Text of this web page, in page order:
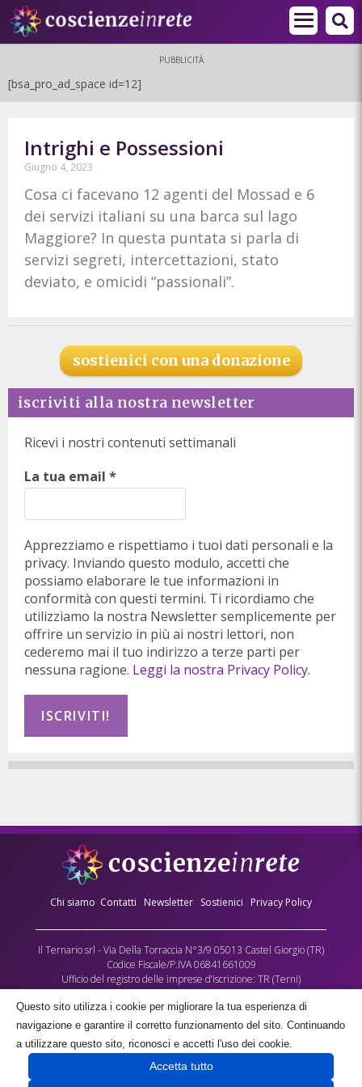
PUBBLICITÀ
[bsa_pro_ad_space id=12]
Intrighi e Possessioni
Giugno 4, 2023
Cosa ci facevano 12 agenti del Mossad e 6
dei servizi italiani su una barca sul lago
Maggiore? In questa puntata si parla di
servizi segreti, intercettazioni, stato
deviato, e omicidi “passionali”.
sostienici con una donazione
iscriviti alla nostra newsletter
Ricevi i nostri contenuti settimanali
La tua email *
Apprezziamo e rispettiamo i tuoi dati personali e la
privacy. Inviando questo modulo, accetti che
possiamo elaborare le tue informazioni in
conformità con questi termini. Ti ricordiamo che
utilizziamo la nostra Newsletter semplicemente per
offrire un servizio in più ai nostri lettori, non
cederemo mai il tuo indirizzo a terze parti per
nessuna ragione. Leggi la nostra Privacy Policy.
Chi siamo Contatti Newsletter Sostienici Privacy Policy
Il Ternario srl - Via Della Torraccia N°3/9 05013 Castel Giorgio (TR)
Codice Fiscale/P.IVA 06841661009
Ufficio del registro delle imprese d’iscrizione: TR (Terni)
Numero REA: 90173
Capitale sociale versato: €10.000,00
L’Associazione culturale Coscienze in Rete - cda Torraccia 3, Castel Giorgio -
fornisce gratuitamente parte dei contenuti multimediali di questo sito, quale
contributo alla crescita delle coscienze umane, negli spazi a lei gratuitamente
Questo sito utilizza i cookie per migliorare la tua esperienza di
navigazione e garantire il corretto funzionamento del sito. Continuando
a utilizzare questo sito, riconosci e accetti l'uso dei cookie.
Accetta tutto